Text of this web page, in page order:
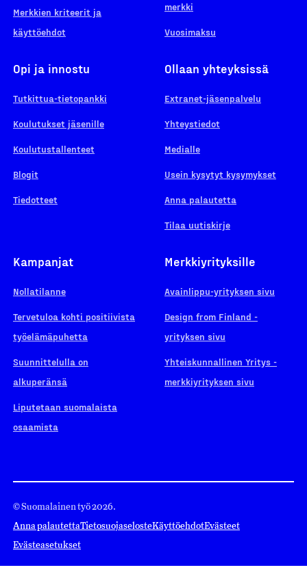
Merkkien kriteerit ja
käyttöehdot
merkki
Vuosimaksu
Opi ja innostu
Tutkittua-tietopankki
Koulutukset jäsenille
Koulutustallenteet
Blogit
Tiedotteet
Ollaan yhteyksissä
Extranet-jäsenpalvelu
Yhteystiedot
Medialle
Usein kysytyt kysymykset
Anna palautetta
Tilaa uutiskirje
Kampanjat
Nollatilanne
Tervetuloa kohti positiivista
työelämäpuhetta
Suunnittelulla on
alkuperänsä
Liputetaan suomalaista
osaamista
Merkkiyrityksille
Avainlippu-yrityksen sivu
Design from Finland -
yrityksen sivu
Yhteiskunnallinen Yritys -
merkkiyrityksen sivu
© Suomalainen työ 2026.
Anna palautettaTietosuojaselosteKäyttöehdotEvästeet
Evästeasetukset